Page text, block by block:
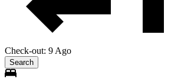
Check-out: 9 Ago
Search